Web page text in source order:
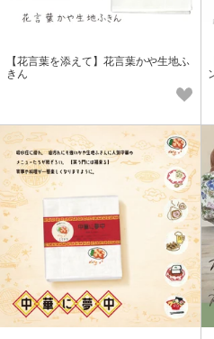
【花言葉を添えて】花言葉かや生地ふ
きん